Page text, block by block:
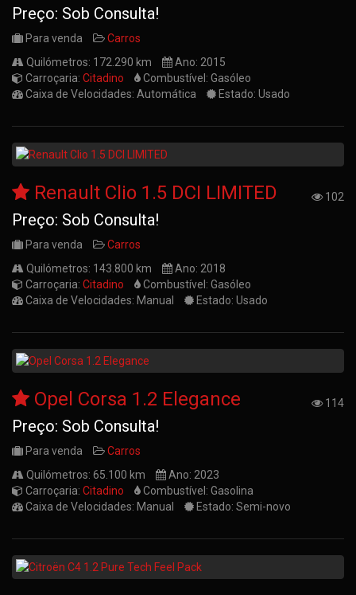
Preço: Sob Consulta!
Para venda
Carros
Quilómetros: 172.290 km
Ano: 2015
Carroçaria: Citadino
Combustível: Gasóleo
Caixa de Velocidades: Automática
Estado: Usado
102
Renault Clio 1.5 DCI LIMITED
Preço: Sob Consulta!
Para venda
Carros
Quilómetros: 143.800 km
Ano: 2018
Carroçaria: Citadino
Combustível: Gasóleo
Caixa de Velocidades: Manual
Estado: Usado
114
Opel Corsa 1.2 Elegance
Preço: Sob Consulta!
Para venda
Carros
Quilómetros: 65.100 km
Ano: 2023
Carroçaria: Citadino
Combustível: Gasolina
Caixa de Velocidades: Manual
Estado: Semi-novo